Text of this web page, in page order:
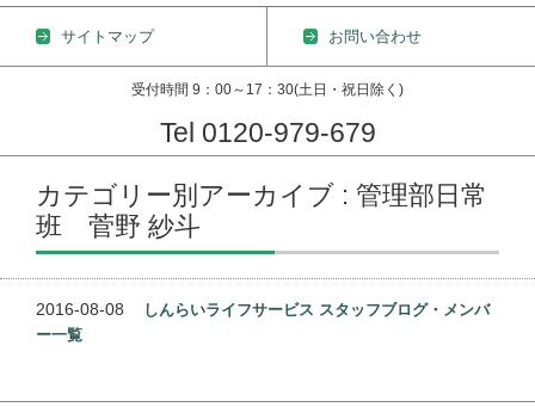
サイトマップ お問い合わせ
受付時間 9：00～17：30(土日・祝日除く)
Tel 0120-979-679
コンテンツに移動
カテゴリー別アーカイブ : 管理部日常
班 菅野 紗斗
2016-08-08
しんらいライフサービス スタッフブログ・メンバ
ー一覧